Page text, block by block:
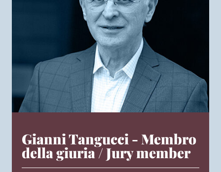
Gianni Tangucci - Membro
della giuria / Jury member